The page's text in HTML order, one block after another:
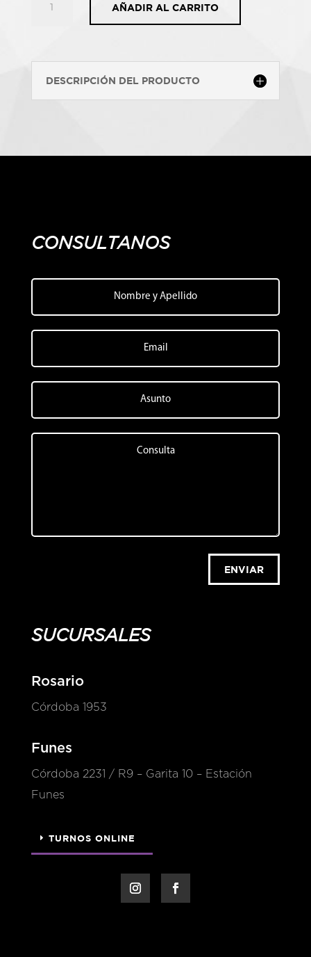
AÑADIR AL CARRITO
DESCRIPCIÓN DEL PRODUCTO
CONSULTANOS
ENVIAR
SUCURSALES
Rosario
Córdoba 1953
Funes
Córdoba 2231 / R9 – Garita 10 – Estación
Funes
TURNOS ONLINE